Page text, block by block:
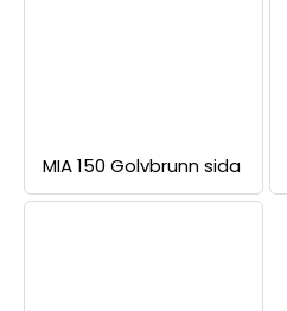
MIA 150 Golvbrunn sida